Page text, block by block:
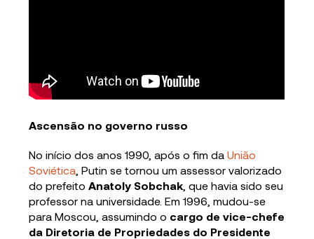
Ascensão no governo russo
No início dos anos 1990, após o fim daUnião
Soviética , Putin se tornou um assessor valorizado
do prefeito Anatoly Sobchak , que havia sido seu
professor na universidade. Em 1996, mudou-se
para Moscou, assumindo o cargo de vice-chefe
da Diretoria de Propriedades do Presidente